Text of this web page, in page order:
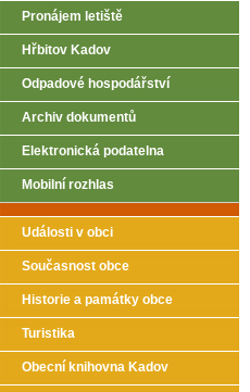
Pronájem letiště
Hřbitov Kadov
Odpadové hospodářství
Archiv dokumentů
Elektronická podatelna
Mobilní rozhlas
Události v obci
Současnost obce
Historie a památky obce
Turistika
Obecní knihovna Kadov